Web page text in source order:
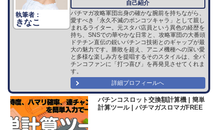
きなこ
パチマガ攻略軍団出身の確かな腕前を持ちながら、
愛すべき「永久不滅のポンコツキャラ」として親し
まれるライター。元スタバ店員という異色の経歴を
持ち、SNSでの華やかな日常と、攻略軍団の大番頭
ドテチン直伝の鋭いパチンコ技術とのギャップが最
大の魅力です。勝敗を超え、アニメ機種への深い愛
と多様な楽しみ方を提唱するそのスタイルは、全パ
チンコファンに「打つ喜び」を再発見させてくれま
す。
詳細プロフィールへ
パチンコスロット交換額計算機 | 簡単
計算ツール | パチマガスロマガFREE